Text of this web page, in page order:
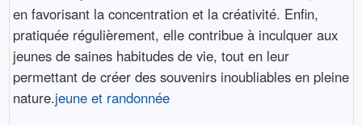
en favorisant la concentration et la créativité. Enfin,
pratiquée régulièrement, elle contribue à inculquer aux
jeunes de saines habitudes de vie, tout en leur
permettant de créer des souvenirs inoubliables en pleine
nature.jeune et randonnée